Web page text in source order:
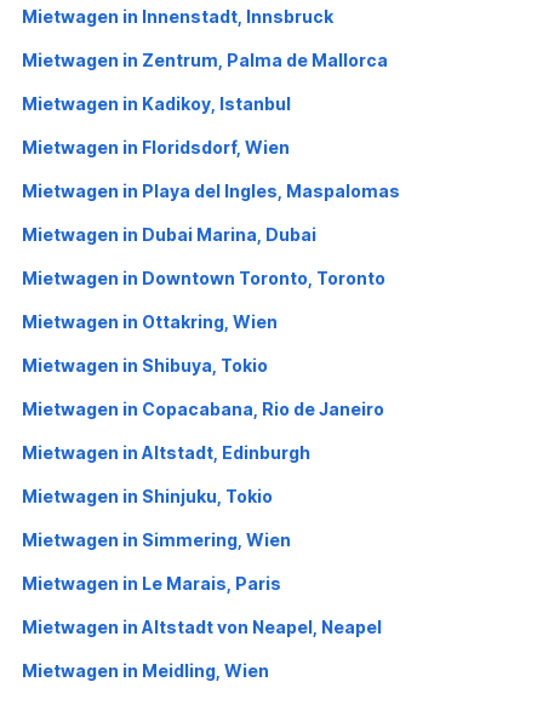
Mietwagen in Innenstadt, Innsbruck
Mietwagen in Zentrum, Palma de Mallorca
Mietwagen in Kadikoy, Istanbul
Mietwagen in Floridsdorf, Wien
Mietwagen in Playa del Ingles, Maspalomas
Mietwagen in Dubai Marina, Dubai
Mietwagen in Downtown Toronto, Toronto
Mietwagen in Ottakring, Wien
Mietwagen in Shibuya, Tokio
Mietwagen in Copacabana, Rio de Janeiro
Mietwagen in Altstadt, Edinburgh
Mietwagen in Shinjuku, Tokio
Mietwagen in Simmering, Wien
Mietwagen in Le Marais, Paris
Mietwagen in Altstadt von Neapel, Neapel
Mietwagen in Meidling, Wien